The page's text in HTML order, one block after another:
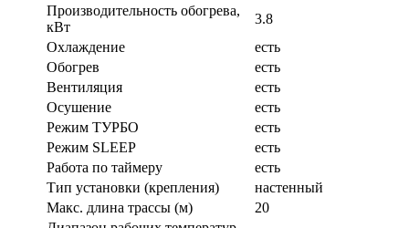
Производительность обогрева,
кВт
3.8
Охлаждение
есть
Обогрев
есть
Вентиляция
есть
Осушение
есть
Режим ТУРБО
есть
Режим SLEEP
есть
Работа по таймеру
есть
Тип установки (крепления)
настенный
Макс. длина трассы (м)
20